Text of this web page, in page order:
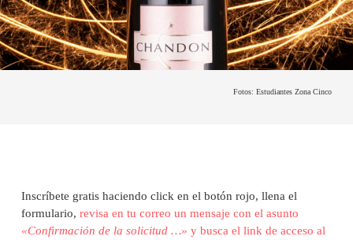
Fotos: Estudiantes Zona Cinco
Inscríbete gratis haciendo click en el botón rojo, llena el
formulario, revisa en tu correo un mensaje con el asunto
«Confirmación de la solicitud …» y busca el link de acceso al